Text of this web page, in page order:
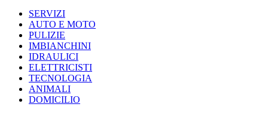
SERVIZI
AUTO E MOTO
PULIZIE
IMBIANCHINI
IDRAULICI
ELETTRICISTI
TECNOLOGIA
ANIMALI
DOMICILIO